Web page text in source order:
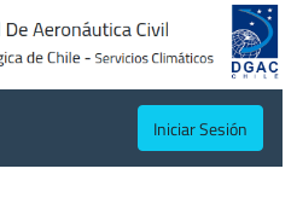
Iniciar Sesión